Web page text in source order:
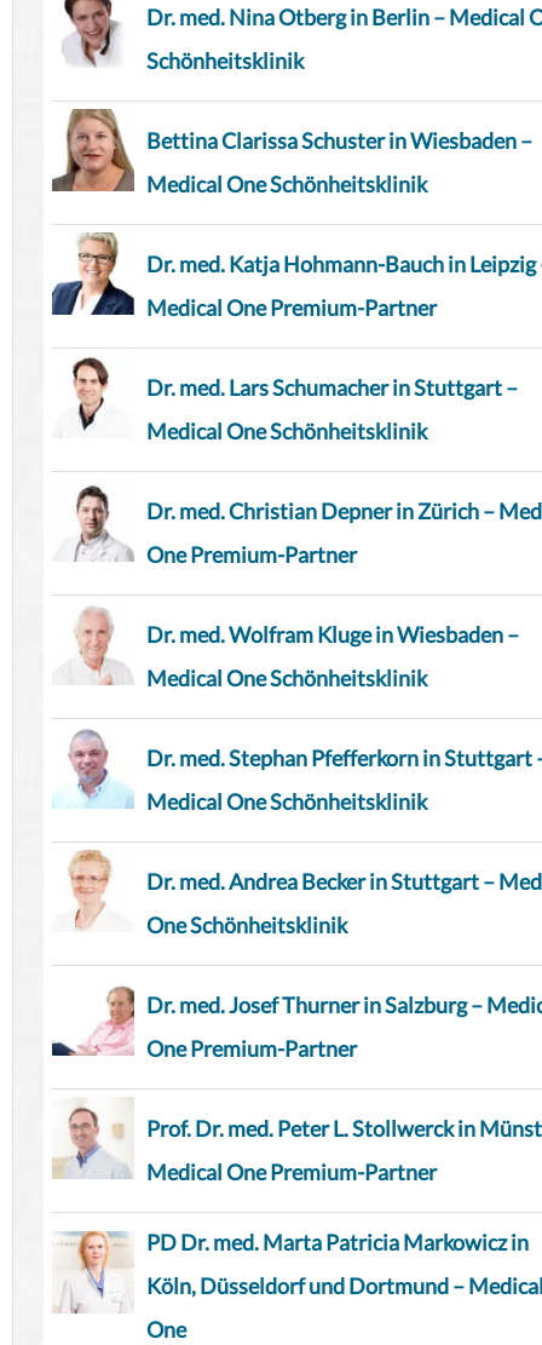
Dr. med. Nina Otberg in Berlin – Medical
Schönheitsklinik
Bettina Clarissa Schuster in Wiesbaden –
Medical One Schönheitsklinik
Dr. med. Katja Hohmann-Bauch in Leipzig
Medical One Premium-Partner
Dr. med. Lars Schumacher in Stuttgart –
Medical One Schönheitsklinik
Dr. med. Christian Depner in Zürich –
One Premium-Partner
Dr. med. Wolfram Kluge in Wiesbaden –
Medical One Schönheitsklinik
Dr. med. Stephan Pfefferkorn in Stuttgart
Medical One Schönheitsklinik
Dr. med. Andrea Becker in Stuttgart –
One Schönheitsklinik
Dr. med. Josef Thurner in Salzburg –
One Premium-Partner
Prof. Dr. med. Peter L. Stollwerck in
Medical One Premium-Partner
PD Dr. med. Marta Patricia Markowicz in
Köln, Düsseldorf und Dortmund –
One